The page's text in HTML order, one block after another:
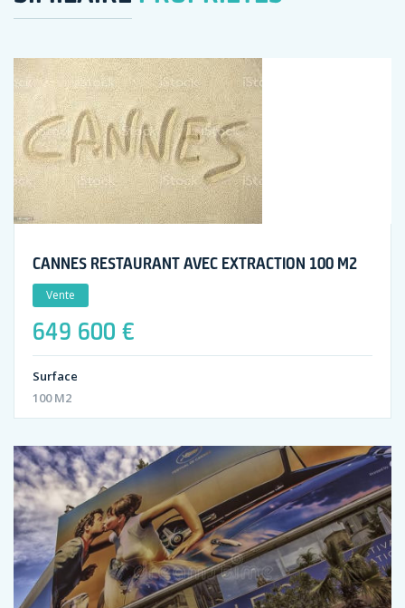
CANNES RESTAURANT AVEC EXTRACTION 100 M2
Vente
649 600 €
Surface
100 M2